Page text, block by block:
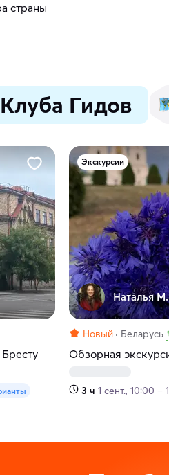
страны
Гидов
Экскурсии
Наталья М.
Новый Беларусь
Обзорная
3 ч 1 сент., 10:00 –